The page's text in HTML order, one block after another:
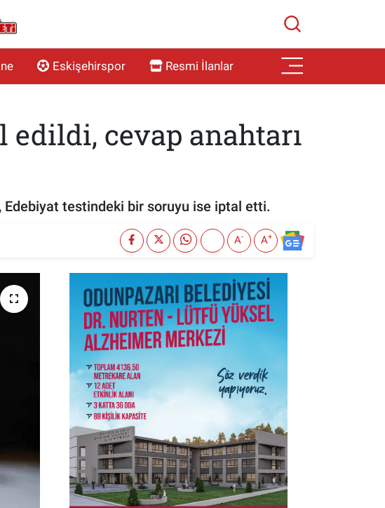
Eskişehirspor Resmi İlanlar
edildi, cevap anahtarı
Edebiyat testindeki bir soruyu ise iptal etti.
A- A+